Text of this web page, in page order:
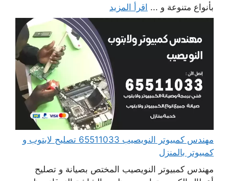
بأنواع متنوعة و ... اقرأ المزيد
مهندس كمبيوتر النويصيب 65511033 تصليح لابتوب و
كمبيوتر بالمنزل
مهندس كمبيوتر النويصيب المختص بصيانة و تصليح